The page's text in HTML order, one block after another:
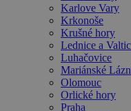
Karlove Vary
Krkonoše
Krušné hory
Lednice a
Luhačovice
Mariánské
Olomouc
Orlické hory
Praha